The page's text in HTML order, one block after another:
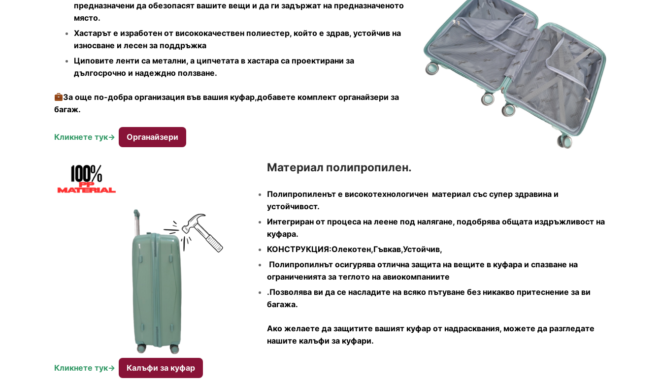
предназначени да обезопасят вашите вещи и да ги задържат на предназначеното
място.
Хастарът е изработен от висококачествен полиестер, който е здрав, устойчив на
износване и лесен за поддръжка
Циповите ленти са метални, а ципчетата в хастара са проектирани за
дългосрочно и надеждно ползване.
За още по-добра организация във вашия куфар,добавете комплект органайзери за
багаж.
Кликнете тук-> Органайзери
Материал полипропилен.
Полипропиленът е високотехнологичен материал със супер здравина и
устойчивост.
Интегриран от процеса на леене под налягане, подобрява общата издръжливост на
куфара.
КОНСТРУКЦИЯ:Олекотен,Гъвкав,Устойчив,
Полипропилнът осигурява отлична защита на вещите в куфара и спазване на
ограниченията за теглото на авиокомпаниите
.Позволява ви да се насладите на всяко пътуване без никакво притеснение за ви
багажа.
Ако желаете да защитите вашият куфар от надрасквания, можете да разгледате
нашите калъфи за куфари.
Кликнете тук-> Калъфи за куфар